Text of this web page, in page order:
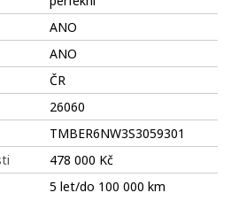
ANO
ANO
ČR
26060
TMBER6NW3S3059301
478 000 Kč
5 let/do 100 000 km